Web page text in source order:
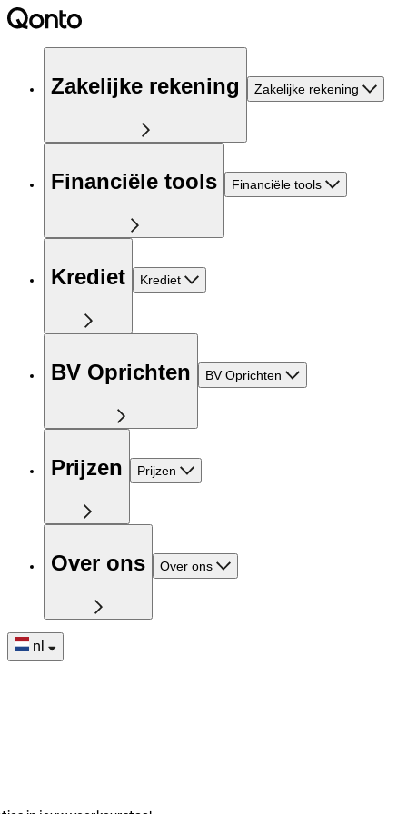
Zakelijke rekening Zakelijke rekening
Financiële tools Financiële tools
Krediet Krediet
BV Oprichten BV Oprichten
Prijzen Prijzen
Over ons Over ons
nl